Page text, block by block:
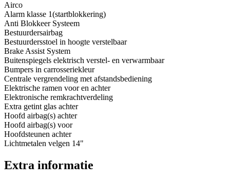
Airco
Alarm klasse 1(startblokkering)
Anti Blokkeer Systeem
Bestuurdersairbag
Bestuurdersstoel in hoogte verstelbaar
Brake Assist System
Buitenspiegels elektrisch verstel- en verwarmbaar
Bumpers in carrosseriekleur
Centrale vergrendeling met afstandsbediening
Elektrische ramen voor en achter
Elektronische remkrachtverdeling
Extra getint glas achter
Hoofd airbag(s) achter
Hoofd airbag(s) voor
Hoofdsteunen achter
Lichtmetalen velgen 14"
Extra informatie